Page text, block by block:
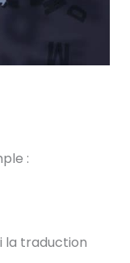
:
la traduction